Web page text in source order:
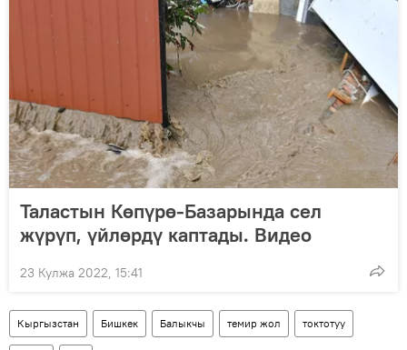
Таластын Көпүрө-Базарында сел
жүрүп, үйлөрдү каптады. Видео
23 Кулжа 2022, 15:41
Кыргызстан Бишкек Балыкчы темир жол токтотуу